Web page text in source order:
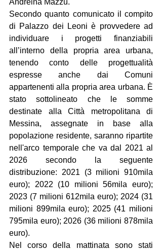
Secondo quanto comunicato il compito
di Palazzo dei Leoni è provvedere ad
individuare i progetti finanziabili
all’interno della propria area urbana,
tenendo conto delle progettualità
espresse anche dai Comuni
appartenenti alla propria area urbana. È
stato sottolineato che le somme
destinate alla Città metropolitana di
Messina, assegnate in base alla
popolazione residente, saranno ripartite
nell'arco temporale che va dal 2021 al
2026 secondo la seguente
distribuzione: 2021 (3 milioni 910mila
euro); 2022 (10 milioni 56mila euro);
2023 (7 milioni 612mila euro); 2024 (31
milioni 899mila euro); 2025 (41 milioni
795mila euro); 2026 (36 milioni 878mila
euro).
Nel corso della mattinata sono stati